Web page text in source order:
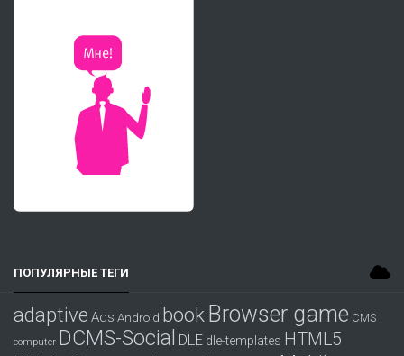
ПОПУЛЯРНЫЕ ТЕГИ
adaptive Ads Android book Browser game CMS
computer DCMS-Social DLE dle-templates HTML5